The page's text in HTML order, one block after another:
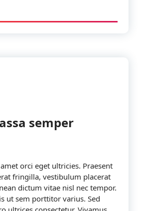
semper
orci eget ultricies. Praesent
fringilla, vestibulum placerat
dictum vitae nisl nec tempor.
ut sem porttitor varius. Sed